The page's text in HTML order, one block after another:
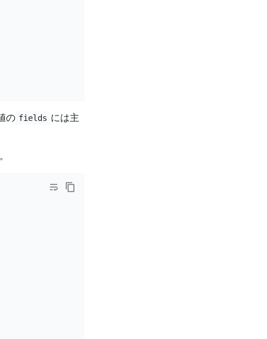
の fields には主